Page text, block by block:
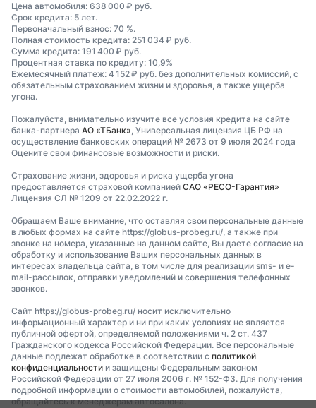
Цена автомобиля: 638 000 ₽ руб.
Срок кредита: 5 лет.
Первоначальный взнос: 70 %.
Полная стоимость кредита: 251 034 ₽ руб.
Сумма кредита: 191 400 ₽ руб.
Процентная ставка по кредиту: 10,9%
Ежемесячный платеж: 4 152 ₽ руб. без дополнительных комиссий, с
обязательным страхованием жизни и здоровья, а также ущерба
угона.
Пожалуйста, внимательно изучите все условия кредита на сайте
банка-партнера АО «ТБанк», Универсальная лицензия ЦБ РФ на
осуществление банковских операций № 2673 от 9 июля 2024 года
Оцените свои финансовые возможности и риски.
Страхование жизни, здоровья и риска ущерба угона
предоставляется страховой компанией САО «РЕСО-Гарантия»
Лицензия СЛ № 1209 от 22.02.2022 г.
Обращаем Ваше внимание, что оставляя свои персональные данные
в любых формах на сайте https://globus-probeg.ru/, а также при
звонке на номера, указанные на данном сайте, Вы даете согласие на
обработку и использование Ваших персональных данных в
интересах владельца сайта, в том числе для реализации sms- и e-
mail-рассылок, отправки уведомлений и совершения телефонных
звонков.
Сайт https://globus-probeg.ru/ носит исключительно
информационный характер и ни при каких условиях не является
публичной офертой, определяемой положениями ч. 2 ст. 437
Гражданского кодекса Российской Федерации. Все персональные
данные подлежат обработке в соответствии с политикой
конфиденциальности и защищены Федеральным законом
Российской Федерации от 27 июля 2006 г. № 152-ФЗ. Для получения
подробной информации о стоимости автомобилей, пожалуйста,
обращайтесь к менеджерам автосалона.